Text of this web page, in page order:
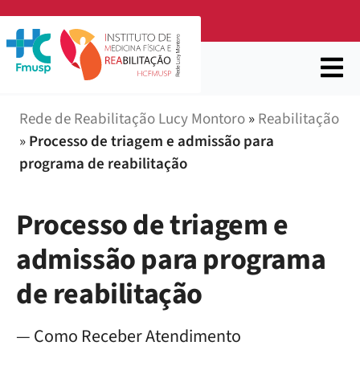
Rede de Reabilitação Lucy Montoro»Reabilitação
»Processo de triagem e admissão para
programa de reabilitação
Processo de triagem e
admissão para programa
de reabilitação
— Como Receber Atendimento